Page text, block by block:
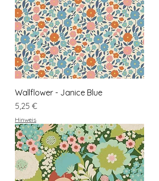
Wallflower - Janice Blue
Preis
5,25 €
Hinweis